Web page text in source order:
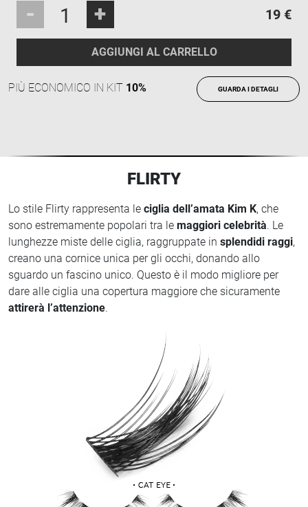
- + 19 €
AGGIUNGI AL CARRELLO
PIÙ ECONOMICO IN KIT 10% GUARDA I DETAGLI
FLIRTY
Lo stile Flirty rappresenta le ciglia dell’amata Kim K, che
sono estremamente popolari tra le maggiori celebrità. Le
lunghezze miste delle ciglia, raggruppate in splendidi raggi,
creano una cornice unica per gli occhi, donando allo
sguardo un fascino unico. Questo è il modo migliore per
dare alle ciglia una copertura maggiore che sicuramente
attirerà l’attenzione.